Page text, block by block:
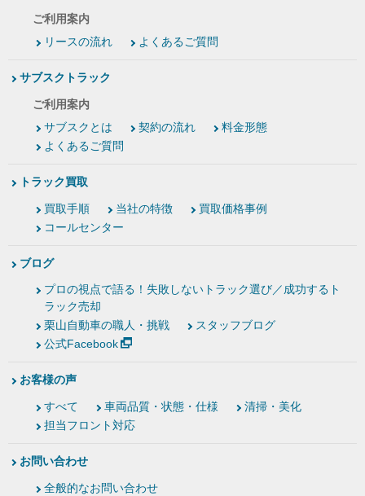
ご利用案内
リースの流れ
よくあるご質問
サブスクトラック
ご利用案内
サブスクとは
契約の流れ
料金形態
よくあるご質問
トラック買取
買取手順 当社の特徴
買取価格事例
コールセンター
ブログ
プロの視点で語る！失敗しないトラック選び／成功するト
ラック売却
栗山自動車の職人・挑戦
スタッフブログ
公式Facebook
お客様の声
すべて 車両品質・状態・仕様
清掃・美化
担当フロント対応
お問い合わせ
全般的なお問い合わせ